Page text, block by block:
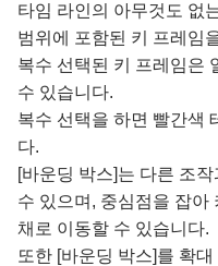
타임 라인의 아무것도 없
범위에 포함된 키 프레임
복수 선택된 키 프레임은
수 있습니다.
복수 선택을 하면 빨간색
다.
[바운딩 박스]는 다른 조
수 있으며, 중심점을 잡아
채로 이동할 수 있습니다.
또한 [바운딩 박스]를 확